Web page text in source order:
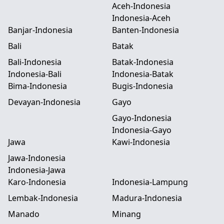
Aceh-Indonesia
Indonesia-Aceh
Banjar-Indonesia
Banten-Indonesia
Bali
Bali-Indonesia
Indonesia-Bali
Batak
Batak-Indonesia
Indonesia-Batak
Bima-Indonesia
Bugis-Indonesia
Devayan-Indonesia
Gayo
Gayo-Indonesia
Indonesia-Gayo
Jawa
Jawa-Indonesia
Indonesia-Jawa
Kawi-Indonesia
Karo-Indonesia
Indonesia-Lampung
Lembak-Indonesia
Madura-Indonesia
Manado
Minang